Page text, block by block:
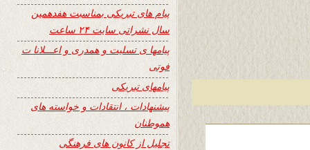
پیام های تبریکی بمناسبت هفدهمین
سال نشراتی سایت ۲۴ ساعت
پیامها ی تسلیت و همدری و اعـــلانا ت
فوتی
پیامهای تبریکی
پیشنهادات ، انتقادات و خواسته های
هموطنان
تجلیل از کانون های فرهنگی